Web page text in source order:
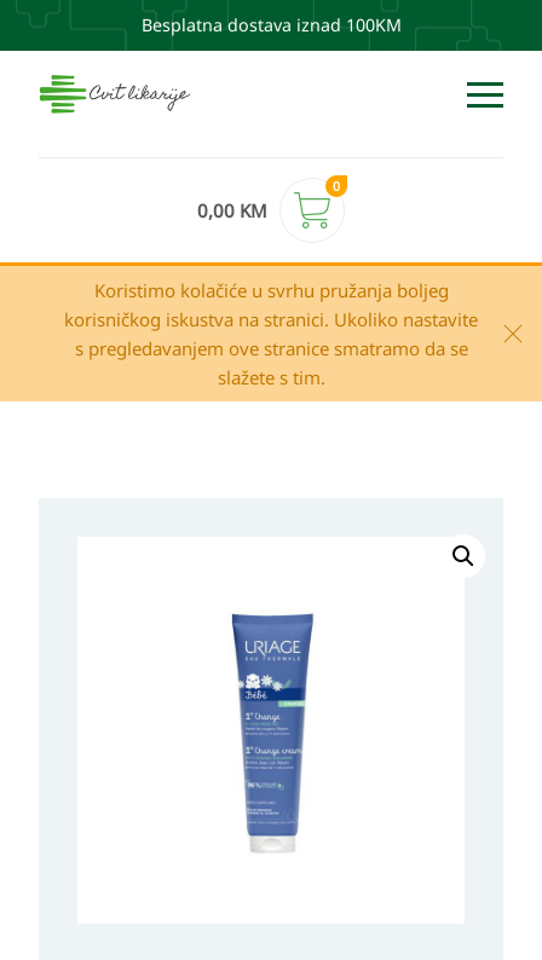
Besplatna dostava iznad 100KM
0,00 KM
0
Koristimo kolačiće u svrhu pružanja boljeg
korisničkog iskustva na stranici. Ukoliko nastavite
s pregledavanjem ove stranice smatramo da se
slažete s tim.